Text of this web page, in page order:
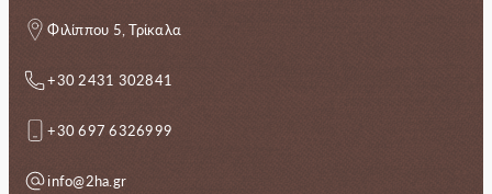
Φιλίππου 5, Τρίκαλα
+30 2431 302841
+30 697 6326999
info@2ha.gr